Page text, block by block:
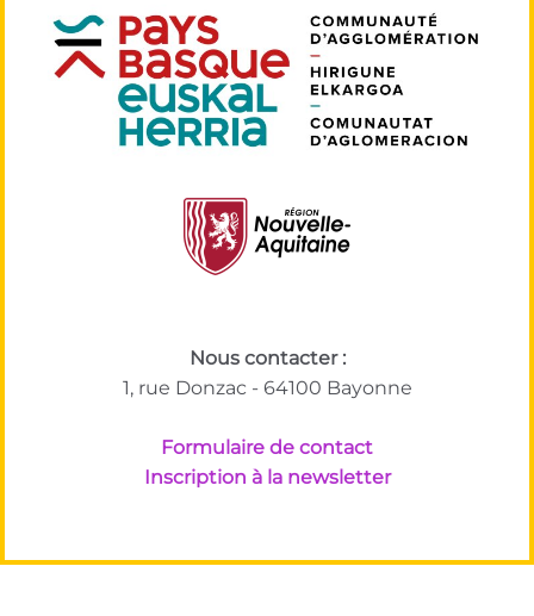
Nous contacter :
1, rue Donzac - 64100 Bayonne
Formulaire de contact
Inscription à la newsletter